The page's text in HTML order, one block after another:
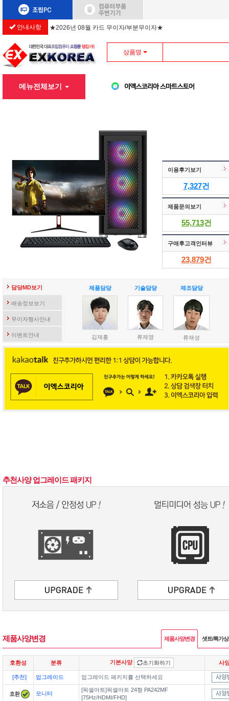
안내사항 ★2026년 08월 카드 무이자/부분무이자★
상품명
메뉴전체보기
이용후기보기
7,327건
제품문의보기
55,713건
구매후고객인터뷰
23,879건
담당MD보기
배송정보보기
무이자행사안내
이벤트안내
제품담당
김재홍
기술담당
류제영
제조담당
류재성
추천사양 업그레이드 패키지
제품사양변경 제품사양변경 셋트/특가
호환성 분류 기본사양 초기화하기 사
[추천] 업그레이드 업그레이드 패키지를 선택하세요
모니터
[픽셀아트]픽셀아트 24형 PA242MF
[75Hz/HDMI/FHD]